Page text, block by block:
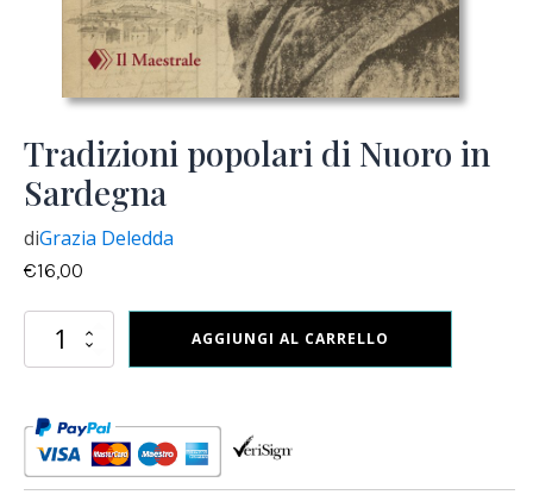
Tradizioni popolari di Nuoro in
Sardegna
diGrazia Deledda
€16,00
Tradizioni
popolari
in
Sardegna
quantità
AGGIUNGI AL CARRELLO